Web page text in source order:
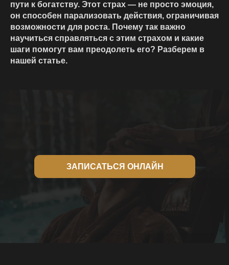
пути к богатству. Этот страх — не просто эмоция,
он способен парализовать действия, ограничивая
возможности для роста. Почему так важно
научиться справляться с этим страхом и какие
шаги помогут вам преодолеть его? Разберем в
нашей статье.
ЗАПИСАТЬСЯ ОНЛАЙН